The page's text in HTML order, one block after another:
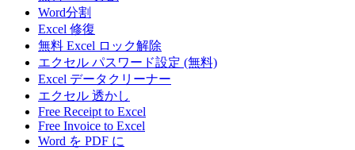
Word分割
Excel 修復
無料 Excel ロック解除
エクセル パスワード設定 (無料)
Excel データクリーナー
エクセル 透かし
Free Receipt to Excel
Free Invoice to Excel
Word を PDF に